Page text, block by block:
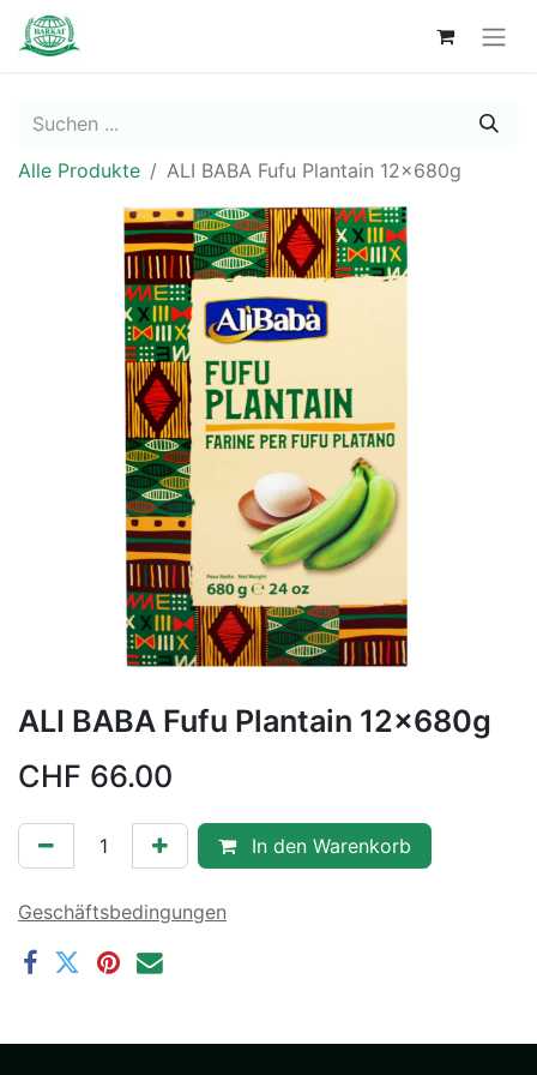
Alle Produkte ALI BABA Fufu Plantain 12x680g
ALI BABA Fufu Plantain 12x680g
CHF 66.00
In den Warenkorb
Geschäftsbedingungen